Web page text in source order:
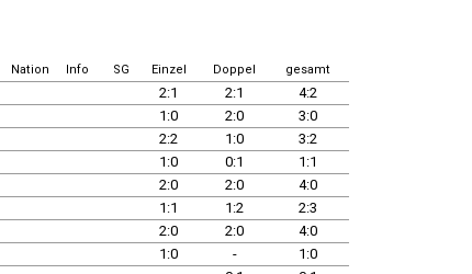
Nation Info SG Einzel Doppel gesamt
2:1 2:1
4:2
1:0 2:0
3:0
2:2 1:0
3:2
1:0 0:1
1:1
2:0 2:0
4:0
1:1 1:2
2:3
2:0 2:0
4:0
1:0 -
1:0